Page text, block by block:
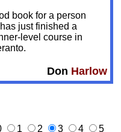
book for a person
just finished a
level course in
Don Harlow
1 2 3 4 5